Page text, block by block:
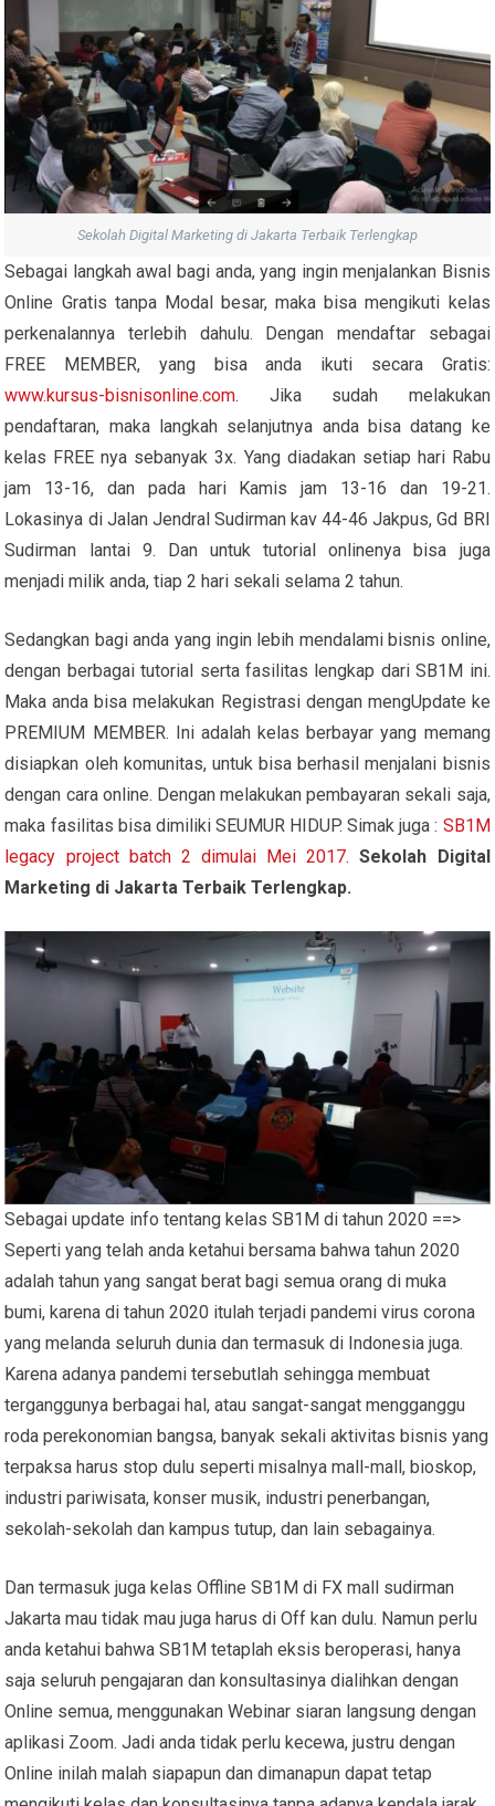
Sekolah Digital Marketing di Jakarta Terbaik Terlengkap
Sebagai langkah awal bagi anda, yang ingin menjalankan Bisnis
Online Gratis tanpa Modal besar, maka bisa mengikuti kelas
perkenalannya terlebih dahulu. Dengan mendaftar sebagai
FREE MEMBER, yang bisa anda ikuti secara Gratis:
www.kursus-bisnisonline.com. Jika sudah melakukan
pendaftaran, maka langkah selanjutnya anda bisa datang ke
kelas FREE nya sebanyak 3x. Yang diadakan setiap hari Rabu
jam 13-16, dan pada hari Kamis jam 13-16 dan 19-21.
Lokasinya di Jalan Jendral Sudirman kav 44-46 Jakpus, Gd BRI
Sudirman lantai 9. Dan untuk tutorial onlinenya bisa juga
menjadi milik anda, tiap 2 hari sekali selama 2 tahun.
Sedangkan bagi anda yang ingin lebih mendalami bisnis online,
dengan berbagai tutorial serta fasilitas lengkap dari SB1M ini.
Maka anda bisa melakukan Registrasi dengan mengUpdate ke
PREMIUM MEMBER. Ini adalah kelas berbayar yang memang
disiapkan oleh komunitas, untuk bisa berhasil menjalani bisnis
dengan cara online. Dengan melakukan pembayaran sekali saja,
maka fasilitas bisa dimiliki SEUMUR HIDUP. Simak juga : SB1M
legacy project batch 2 dimulai Mei 2017.Sekolah Digital
Marketing di Jakarta Terbaik Terlengkap.
Sebagai update info tentang kelas SB1M di tahun 2020 ==>
Seperti yang telah anda ketahui bersama bahwa tahun 2020
adalah tahun yang sangat berat bagi semua orang di muka
bumi, karena di tahun 2020 itulah terjadi pandemi virus corona
yang melanda seluruh dunia dan termasuk di Indonesia juga.
Karena adanya pandemi tersebutlah sehingga membuat
terganggunya berbagai hal, atau sangat-sangat mengganggu
roda perekonomian bangsa, banyak sekali aktivitas bisnis yang
terpaksa harus stop dulu seperti misalnya mall-mall, bioskop,
industri pariwisata, konser musik, industri penerbangan,
sekolah-sekolah dan kampus tutup, dan lain sebagainya.
Dan termasuk juga kelas Offline SB1M di FX mall sudirman
Jakarta mau tidak mau juga harus di Off kan dulu. Namun perlu
anda ketahui bahwa SB1M tetaplah eksis beroperasi, hanya
saja seluruh pengajaran dan konsultasinya dialihkan dengan
Online semua, menggunakan Webinar siaran langsung dengan
aplikasi Zoom. Jadi anda tidak perlu kecewa, justru dengan
Online inilah malah siapapun dan dimanapun dapat tetap